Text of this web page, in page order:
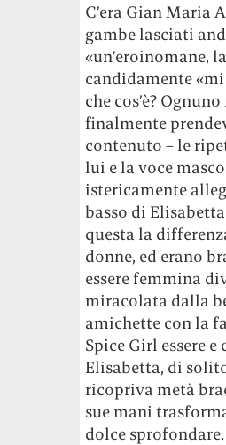
C’era Gian Maria
gambe lasciati
«un’eroinomane,
candidamente
che cos’è?
finalmente
contenuto – le
lui e la voce
istericamente
basso di
questa la
donne, ed erano
essere femmina
miracolata dalla
amichette con la
Spice Girl essere
Elisabetta, di
ricopriva metà
sue mani
dolce sprofondare.